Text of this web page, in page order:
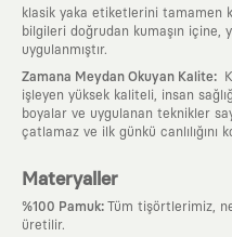
klasik yaka etiketlerini tamamen
bilgileri doğrudan kumaşın içine,
uygulanmıştır.
Zamana Meydan Okuyan Kalite:
işleyen yüksek kaliteli, insan
boyalar ve uygulanan teknikler
çatlamaz ve ilk günkü canlılığını
Materyaller
%100 Pamuk: Tüm tişörtlerimiz,
üretilir.